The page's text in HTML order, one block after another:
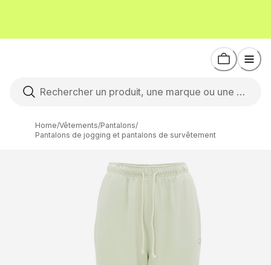
Home/Vêtements/Pantalons/
Pantalons de jogging et pantalons de survêtement